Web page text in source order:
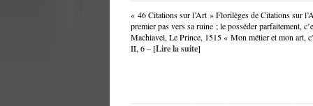
« 46 Citations sur l’Art » Florilèges de Citations sur
premier pas vers sa ruine ; le posséder parfaitement,
Machiavel, Le Prince, 1515 « Mon métier et mon art,
II, 6 – [Lire la suite]